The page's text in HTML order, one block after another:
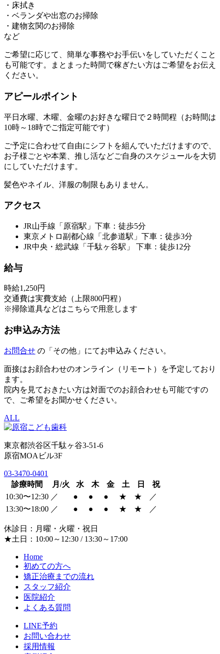
・床拭き
・ベランダや出窓のお掃除
・建物玄関のお掃除
など
ご希望に応じて、簡単な事務やお手伝いをしていただくこと
も可能です。まとまった時間で稼ぎたい方はご希望をお伝え
ください。
アピールポイント
平日水曜、木曜、金曜のお好きな曜日で２時間程（お時間は
10時～18時でご指定可能です）
ご予定に合わせて自由にシフトを組んでいただけますので、
お子様ごとや本業、推し活などご自身のスケジュールを大切
にしていただけます。
髪色やネイル、洋服の制限もありません。
アクセス
JR山手線「原宿駅」下車：徒歩5分
東京メトロ副都心線「北参道駅」下車：徒歩3分
JR中央・総武線「千駄ヶ谷駅」 下車：徒歩12分
給与
時給1,250円
交通費は実費支給（上限800円程）
※掃除道具などはこちらで用意します
お申込み方法
お問合せ の「その他」にてお申込みください。
面接はお顔合わせのオンライン（リモート）を予定しており
ます。
院内を見ておきたい方は対面でのお顔合わせも可能ですの
で、ご希望をお聞かせください。
ALL
東京都渋谷区千駄ヶ谷3-51-6
原宿MOAビル3F
03-3470-0401
診療時間
月/火 水 木 金 土 日
祝
10:30〜12:30 ／ ● ● ● ★ ★
／
13:30〜18:00 ／ ● ● ● ★ ★ ／
休診日：月曜・火曜・祝日
★土日：10:00～12:30 / 13:30～17:00
Home
初めての方へ
矯正治療までの流れ
スタッフ紹介
医院紹介
よくある質問
LINE予約
お問い合わせ
採用情報